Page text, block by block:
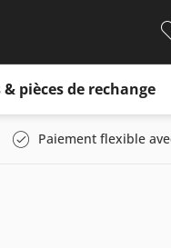
& pièces de rechange
Paiement flexible